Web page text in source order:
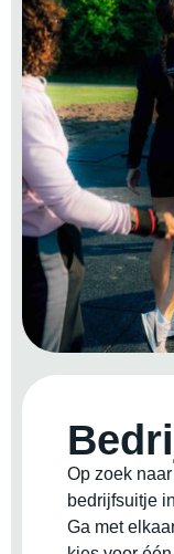
Op zoek
bedrijfsuitje
Ga met